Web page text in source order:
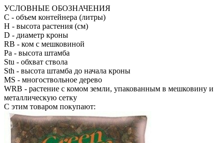
УСЛОВНЫЕ ОБОЗНАЧЕНИЯ
С - объем контейнера (литры)
H - высота растения (см)
D - диаметр кроны
RB - ком с мешковиной
Pa - высота штамба
Stu - обхват ствола
Sth - высота штамба до начала кроны
MS - многоствольное дерево
WRB - растение с комом земли, упакованным в мешковину и
металлическую сетку
С этим товаром покупают: